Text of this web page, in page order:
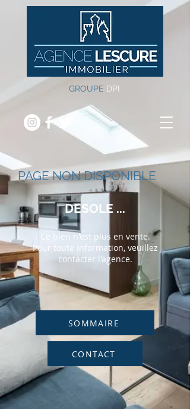
GROUPE DPI
PAGE NON DISPONIBLE
DESOLE ...
Ce bien n'est plus en vente.
Pour toute information, veuillez
contacter l'agence.
SOMMAIRE
CONTACT